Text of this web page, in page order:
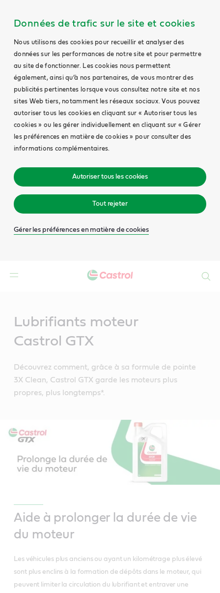
Données de trafic sur le site et cookies
Nous utilisons des cookies pour recueillir et analyser des
données sur les performances de notre site et pour permettre
au site de fonctionner. Les cookies nous permettent
également, ainsi qu’à nos partenaires, de vous montrer des
publicités pertinentes lorsque vous consultez notre site et nos
sites Web tiers, notamment les réseaux sociaux. Vous pouvez
autoriser tous les cookies en cliquant sur « Autoriser tous les
cookies » ou les gérer individuellement en cliquant sur « Gérer
les préférences en matière de cookies » pour consulter des
informations complémentaires.
Autoriser tous les cookies
Tout rejeter
Gérer les préférences en matière de cookies
Lubrifiants moteur
Castrol GTX
Découvrez comment, grâce à sa formule de pointe
3X Clean, Castrol GTX garde les moteurs plus
propres, plus longtemps*.
Aide à prolonger la durée de vie
du moteur
Les véhicules plus anciens ou ayant un kilométrage plus élevé
sont plus enclins à la formation de dépôts dans le moteur, qui
peuvent limiter la circulation du lubrifiant et entraver une